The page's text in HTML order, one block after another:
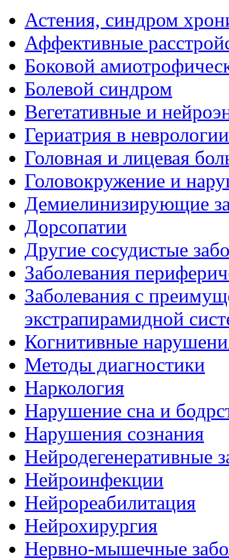
Астения, синдром
Аффективные
Боковой
Болевой синдром
Вегетативные и
Гериатрия в неврологии
Головная и лицевая
Головокружение и
Демиелинизирующие
Дорсопатии
Другие сосудистые
Заболевания
Заболевания с
экстрапирамидной
Когнитивные
Методы диагностики
Наркология
Нарушение сна и
Нарушения сознания
Нейродегенеративные
Нейроинфекции
Нейрореабилитация
Нейрохирургия
Нервно-мышечные